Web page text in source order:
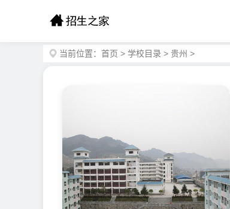
当前位置： 首页 > 学校目录 > 贵州 >